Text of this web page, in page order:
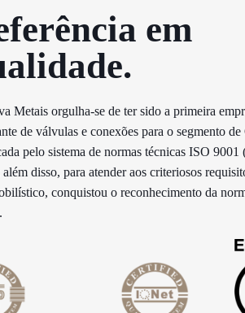
em
Metais orgulha-se de ter sido a primeira
de válvulas e conexões para o segmento
pelo sistema de normas técnicas ISO 9001
disso, para atender aos criteriosos
conquistou o reconhecimento da